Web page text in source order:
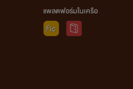
แพลตฟอร์มในเครือ